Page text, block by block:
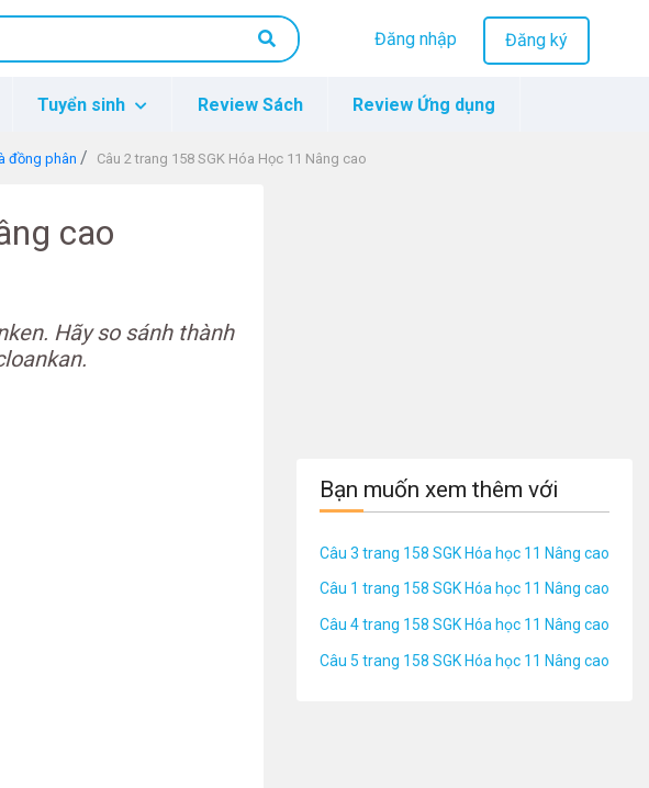
Đăng nhập Đăng ký
Tuyển sinh Review Sách Review Ứng dụng
đồng phân Câu 2 trang 158 SGK Hóa Học 11 Nâng cao
cao
Hãy so sánh thành
Bạn muốn xem thêm với
Câu 3 trang 158 SGK Hóa học 11 Nâng cao
Câu 1 trang 158 SGK Hóa học 11 Nâng cao
Câu 4 trang 158 SGK Hóa học 11 Nâng cao
Câu 5 trang 158 SGK Hóa học 11 Nâng cao